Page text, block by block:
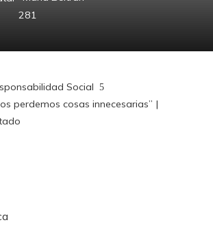
281
Social
perdemos cosas innecesarias” |